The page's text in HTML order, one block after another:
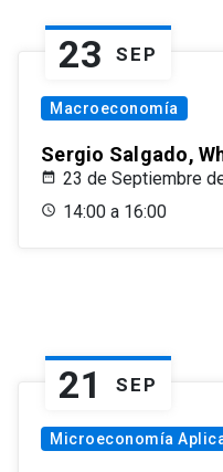
23 SEP
Macroeconomía
Sergio Salgado,
23 de Septiembre
14:00 a 16:00
21 SEP
Microeconomía